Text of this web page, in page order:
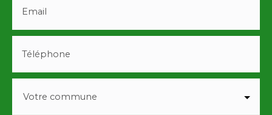
Email
Téléphone
Votre commune